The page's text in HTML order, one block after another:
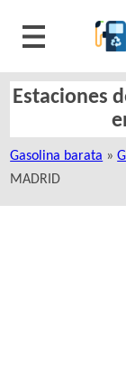
Estaciones
Gasolina barata »
MADRID